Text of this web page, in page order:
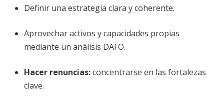
Definir una estrategia clara y coherente.
Aprovechar activos y capacidades propias
mediante un análisis DAFO.
Hacer renuncias:concentrarse en las fortalezas
clave.